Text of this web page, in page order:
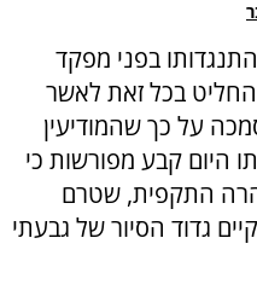
בפני מפקד
בכל זאת לאשר
על כך שהמודיעין
היום קבע מפורשות כי
התקפית, שטרם
גדוד הסיור של גבעתי